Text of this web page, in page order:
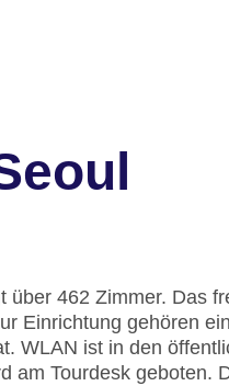
über 462 Zimmer. Das
Einrichtung gehören
WLAN ist in den
am Tourdesk geboten.